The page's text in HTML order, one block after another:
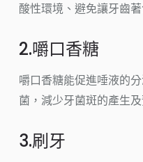
酸性環境、避免讓牙齒
2.嚼口香糖
嚼口香糖能促進唾液的
菌，減少牙菌斑的產生
3.刷牙